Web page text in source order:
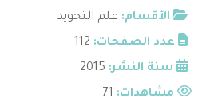
الأقسام: علم التجويد
عدد الصفحات: 112
سنة النشر: 2015
مشاهدات: